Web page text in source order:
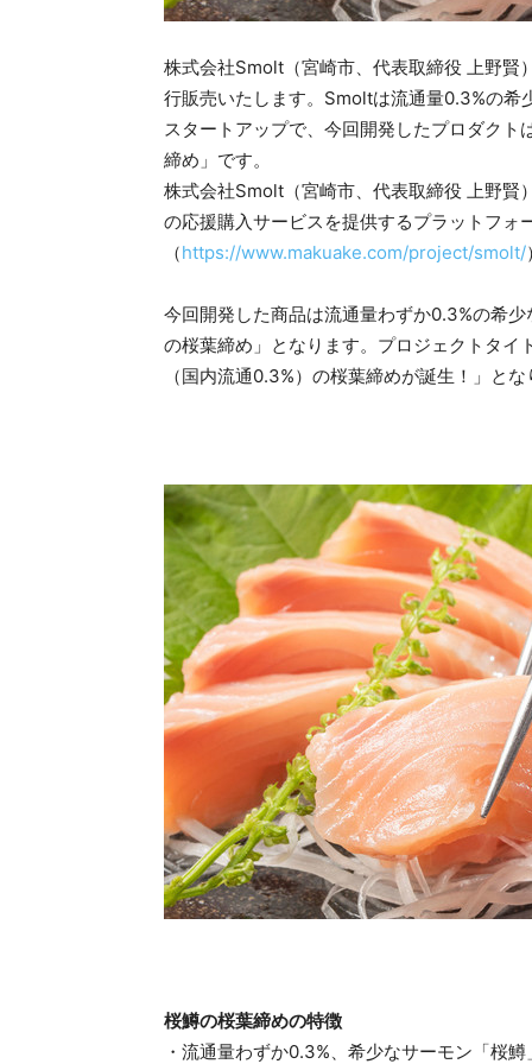
株式会社Smolt（宮崎市、代表取締役 上野
行販売いたします。Smoltは流通量0.3%の希
スタートアップで、今回開発したプロダク
締め」です。
株式会社Smolt（宮崎市、代表取締役 上野賢
の応援購入サービスを提供するプラットフ
（https://www.makuake.com/project/smolt/
今回開発した商品は流通量わずか0.3%の希
の桜葉締め」となります。プロジェクトタ
（国内流通0.3%）の桜葉締めが誕生！」と
桜鱒の桜葉締めの特徴
・流通量わずか0.3%、希少なサーモン「桜